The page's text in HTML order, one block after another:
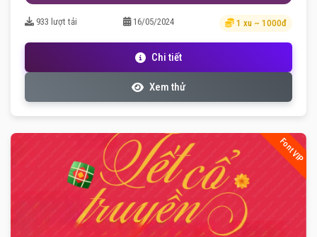
933 lượt tải 16/05/2024 1 xu ~ 1000đ
Chi tiết
Xem thử
Font VIP